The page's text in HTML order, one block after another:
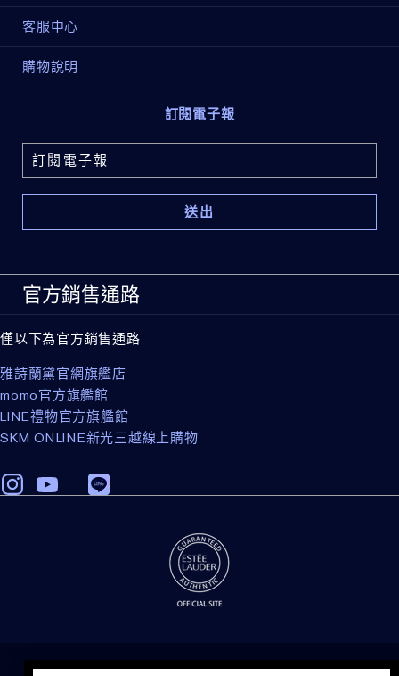
我們最暢銷的多效精華—
專利「年輕關鍵修護科技」、「極效修護三胜肽」，有
效激升協同膠原蛋白作用。72小時長效保濕，使乾燥、
缺水肌重現柔嫩與彈潤。除了補水，更能針對細紋、暗
雅詩蘭黛
位抗老精華，讓肌膚呈現更平滑、年輕、緊緻的狀態。
超越40年夜間肌膚科學部門研發 「夜修護胜肽 Night
Peptide-32」，協同激升膠原蛋白作用，啟動肌膚7大
深層修護力，能支持肌膚在夜間進行深層更新，臨床實
證3晚修護睡眠不足等各種肌膚老化問題。
Perfectionist Pro 升級專研拉提立體緊塑精華
專為即刻撫紋、提升緊緻與強化肌膚彈性而設計的高效
肽-9」，激活膠原蛋白作用力，自肌底緊緻輪廓，恢復
緊實彈性，運用「三抗防衰活化科技」，有效抵禦外界
環境侵害，延緩肌膚細紋生成、膚色黯沉、輪廓鬆垮等
令紋、輪廓線、頸部」。
雅詩蘭黛
Treatment Pro極速淨白淡斑精華，專為改善黯沉、膚
色不均與色素沉澱而研發，添加溫和型「維他命C醣
苷」與「Ferment 3」天然來源發酵物，協同獨家科技
極速有感美白4、明亮膚色、展現淨透光。搭配使用，
客服中心
購物說明
訂閱電子報
官方銷售通路
僅以下為官方銷售通路
雅詩蘭黛官網旗艦店
momo官方旗艦館
LINE禮物官方旗艦館
SKM ONLINE新光三越線上購物
隱私權政策